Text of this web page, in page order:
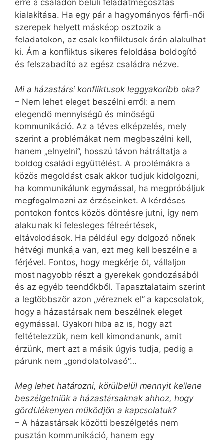
erre a családon belüli feladatmegosztás
kialakítása. Ha egy pár a hagyományos férfi-női
szerepek helyett másképp osztozik a
feladatokon, az csak konfliktusok árán alakulhat
ki. Ám a konfliktus sikeres feloldása boldogító
és felszabadító az egész családra nézve.
Mi a házastársi konfliktusok leggyakoribb oka?
– Nem lehet eleget beszélni erről: a nem
elegendő mennyiségű és minőségű
kommunikáció. Az a téves elképzelés, mely
szerint a problémákat nem megbeszélni kell,
hanem „elnyelni”, hosszú távon hátráltatja a
boldog családi együttélést. A problémákra a
közös megoldást csak akkor tudjuk kidolgozni,
ha kommunikálunk egymással, ha megpróbáljuk
megfogalmazni az érzéseinket. A kérdéses
pontokon fontos közös döntésre jutni, így nem
alakulnak ki felesleges félreértések,
eltávolodások. Ha például egy dolgozó nőnek
hétvégi munkája van, ezt meg kell beszélnie a
férjével. Fontos, hogy megkérje őt, vállaljon
most nagyobb részt a gyerekek gondozásából
és az egyéb teendőkből. Tapasztalataim szerint
a legtöbbször azon „véreznek el” a kapcsolatok,
hogy a házastársak nem beszélnek eleget
egymással. Gyakori hiba az is, hogy azt
feltételezzük, nem kell kimondanunk, amit
érzünk, mert azt a másik úgyis tudja, pedig a
párunk nem „gondolatolvasó”…
Meg lehet határozni, körülbelül mennyit kellene
beszélgetniük a házastársaknak ahhoz, hogy
gördülékenyen működjön a kapcsolatuk?
– A házastársak közötti beszélgetés nem
pusztán kommunikáció, hanem egy